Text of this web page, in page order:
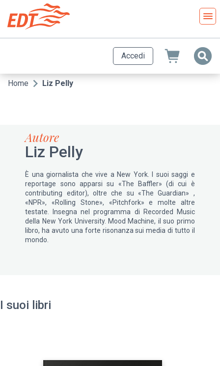
contenuto
principale
Accedi
Briciole
Home Liz Pelly
Autore
Liz Pelly
È una giornalista che vive a New York. I suoi saggi e
reportage sono apparsi su «The Baffler» (di cui è
contributing editor), oltre che su «The Guardian» ,
«NPR», «Rolling Stone», «Pitchfork» e molte altre
testate. Insegna nel programma di Recorded Music
della New York University. Mood Machine, il suo primo
libro, ha avuto una forte risonanza sui media di tutto il
mondo.
I suoi libri